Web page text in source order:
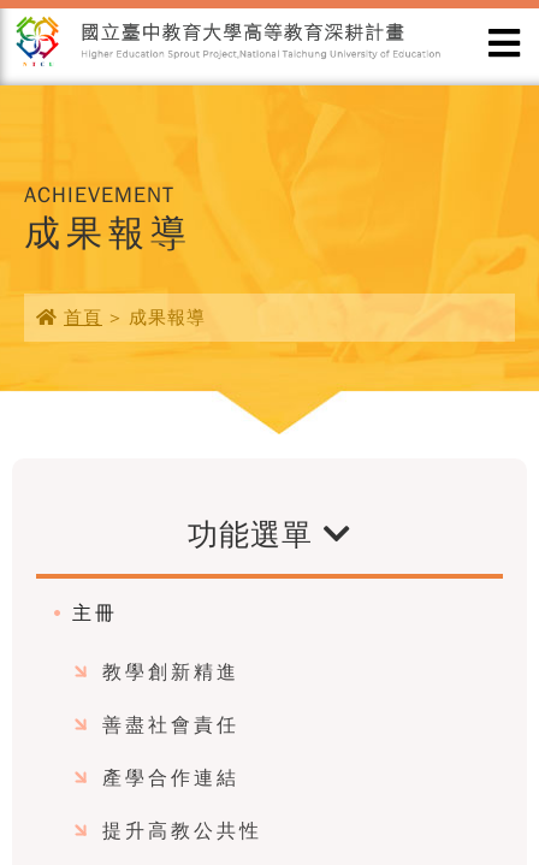
ACHIEVEMENT
成果報導
首頁 > 成果報導
功能選單
主冊
教學創新精進
善盡社會責任
產學合作連結
提升高教公共性